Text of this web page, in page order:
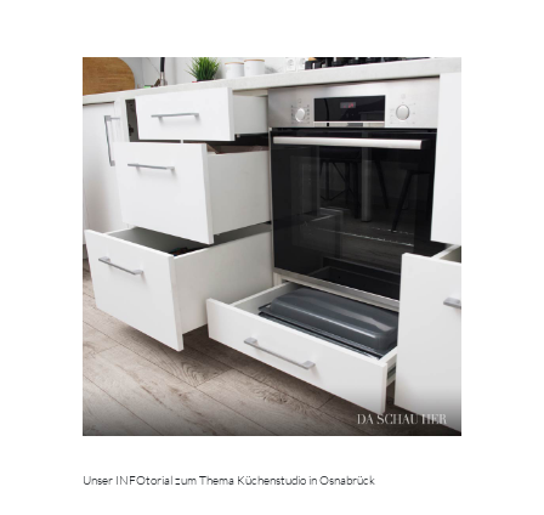
Unser INFOtorial zum Thema Küchenstudio in Osnabrück